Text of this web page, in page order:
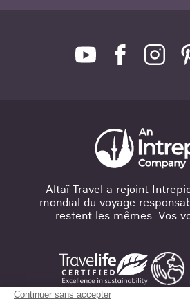
Altaï Travel a rejoint
mondial du voyage
restent les mêmes. Vos